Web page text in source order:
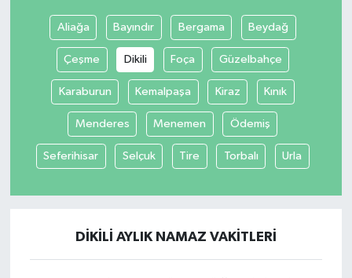
Aliağa Bayındır Bergama Beydağ
Çeşme Dikili Foça Güzelbahçe
Karaburun Kemalpaşa Kiraz Kınık
Menderes Menemen Ödemiş
Seferihisar Selçuk Tire Torbalı Urla
DIKILI AYLIK NAMAZ VAKITLERI